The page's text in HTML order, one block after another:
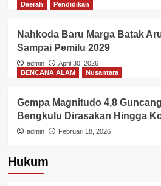
Daerah
Pendidikan
Nahkoda Baru Marga Batak
Sampai Pemilu 2029
admin
April 30, 2026
BENCANA ALAM
Nusantara
Gempa Magnitudo 4,8
Bengkulu Dirasakan Hingga
admin Februari 18, 2026
Hukum
Berita Polisi